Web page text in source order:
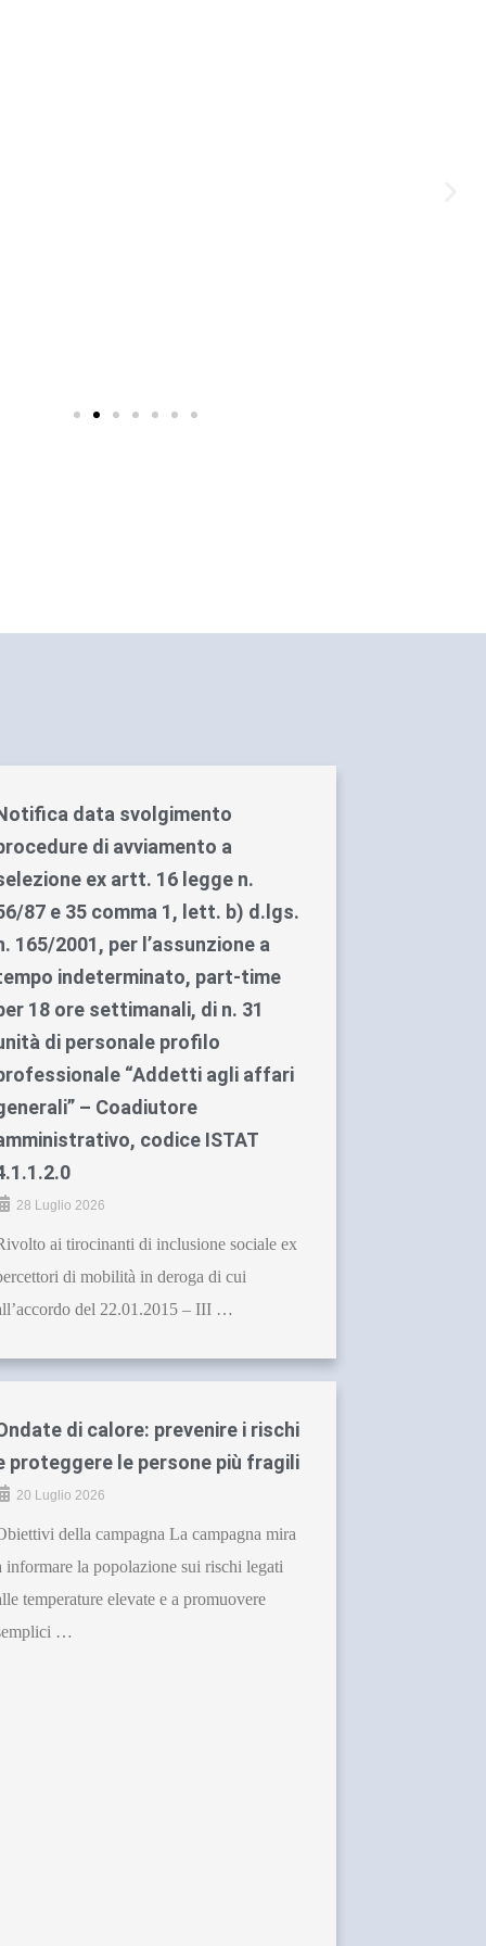
data svolgimento
di avviamento a
ex artt. 16 legge n.
87 e 35 comma 1, lett. b) d.lgs.
165/2001, per l’assunzione a
indeterminato, part-time
18 ore settimanali, di n. 31
di personale profilo
“Addetti agli affari
– Coadiutore
codice ISTAT
28 Luglio 2026
ai tirocinanti di inclusione sociale ex
di mobilità in deroga di cui
del 22.01.2015 – III …
di calore: prevenire i rischi
proteggere le persone più fragili
20 Luglio 2026
della campagna La campagna mira
informare la popolazione sui rischi legati
temperature elevate e a promuovere
…